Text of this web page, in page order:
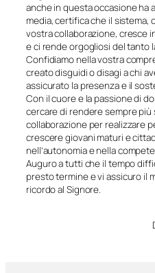
anche in questa occasione ha
media, certifica che il sistema,
vostra collaborazione, cresce
e ci rende orgogliosi del tanto
Confidiamo nella vostra
creato disguidi o disagi a chi
assicurato la presenza e il
Con il cuore e la passione di
cercare di rendere sempre più
collaborazione per realizzare
crescere giovani maturi e
nell’autonomia e nella
Auguro a tutti che il tempo
presto termine e vi assicuro il
ricordo al Signore.